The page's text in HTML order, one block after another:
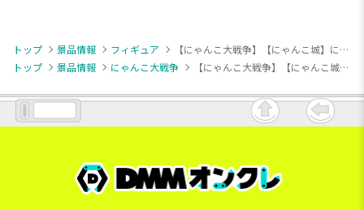
トップ 景品情報 フィギュア
【にゃんこ大戦争】【にゃんこ城】にゃんこ大戦争 にゃんこ軍団出陣フィギュア～超極ネコ祭～vol.2
トップ
景品情報 にゃんこ大戦争 【にゃんこ大戦争】【にゃんこ城】にゃんこ大戦争 にゃんこ軍団出陣フィギュア～超極ネコ祭～vol.2